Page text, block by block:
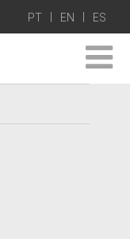
PT EN ES